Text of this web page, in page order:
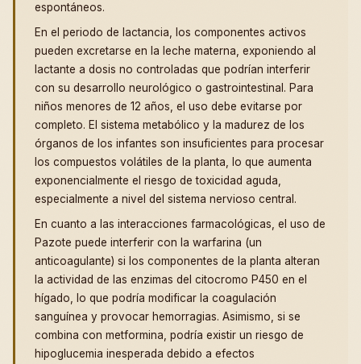
espontáneos.
En el periodo de lactancia, los componentes activos
pueden excretarse en la leche materna, exponiendo al
lactante a dosis no controladas que podrían interferir
con su desarrollo neurológico o gastrointestinal. Para
niños menores de 12 años, el uso debe evitarse por
completo. El sistema metabólico y la madurez de los
órganos de los infantes son insuficientes para procesar
los compuestos volátiles de la planta, lo que aumenta
exponencialmente el riesgo de toxicidad aguda,
especialmente a nivel del sistema nervioso central.
En cuanto a las interacciones farmacológicas, el uso de
Pazote puede interferir con la warfarina (un
anticoagulante) si los componentes de la planta alteran
la actividad de las enzimas del citocromo P450 en el
hígado, lo que podría modificar la coagulación
sanguínea y provocar hemorragias. Asimismo, si se
combina con metformina, podría existir un riesgo de
hipoglucemia inesperada debido a efectos